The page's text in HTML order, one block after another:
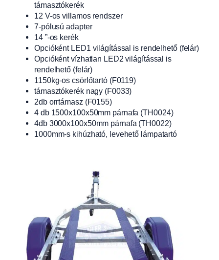
támasztókerék
12 V-os villamos rendszer
7-pólusú adapter
14 ”-os kerék
Opcióként LED1 világítással is rendelhető (felár)
Opcióként vízhatlan LED2 világítással is
rendelhető (felár)
1150kg-os csörlőtartó (F0119)
támasztókerék nagy (F0033)
2db orrtámasz (F0155)
4 db 1500x100x50mm párnafa (TH0024)
4db 3000x100x50mm párnafa (TH0022)
1000mm-s kihúzható, levehető lámpatartó